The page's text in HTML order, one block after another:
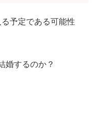
予定である可能性
婚するのか？